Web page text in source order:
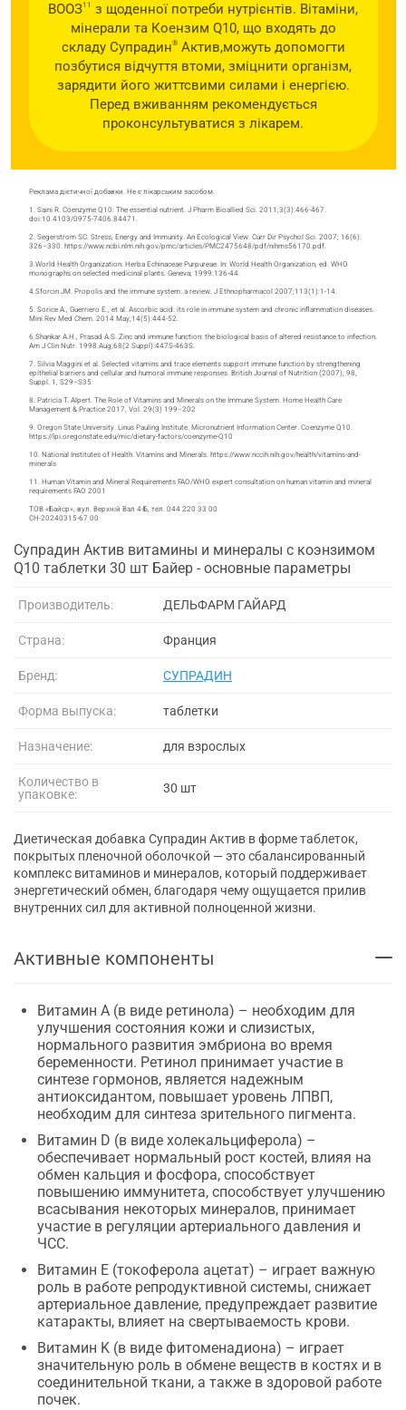
ВООЗ11
з щоденної потреби нутрієнтів. Вітаміни,
мінерали та Коензим Q10, що входять до
складу Супрадин®Актив,можуть допомогти
позбутися відчуття втоми, зміцнити організм,
зарядити його життсвими силами і енергією.
Перед вживанням рекомендується
проконсультуватися з лікарем.
Реклама дієтичної добавки. Не є лікарським засобом.
1. Saini R. Coenzyme Q10: The essential nutrient. J Pharm Bioallied Sci. 2011;3(3):466-467.
doi:10.4103/0975-7406.84471.
2. Segerstrom SC. Stress, Energy and Immunity. An Ecological View. Curr Dir Psychol Sci. 2007; 16(6):
326–330. https://www.ncbi.nlm.nih.gov/pmc/articles/PMC2475648/pdf/nihms56170.pdf.
3.World Health Organization. Herba Echinaceae Purpureae. In: World Health Organization, ed. WHO
monographs on selected medicinal plants. Geneva; 1999:136-44.
4.Sforcin JM. Propolis and the immune system: a review. J Ethnopharmacol 2007;113(1):1-14.
5. Sorice A., Guerriero E., et al. Ascorbic acid: its role in immune system and chronic inflammation diseases.
Mini Rev Med Chem. 2014 May;14(5):444-52.
6.Shankar A.H., Prasad A.S. Zinc and immune function: the biological basis of altered resistance to infection.
Am J Clin Nutr. 1998 Aug;68(2 Suppl):447S-463S.
7. Silvia Maggini et al. Selected vitamins and trace elements support immune function by strengthening
epithelial barriers and cellular and humoral immune responses. British Journal of Nutrition (2007), 98,
Suppl. 1, S29–S35
8. Patricia T. Alpert. The Role of Vitamins and Minerals on the Immune System. Home Health Care
Management & Practice 2017, Vol. 29(3) 199–202
9. Oregon State University. Linus Pauling Institute. Micronutrient Information Center. Coenzyme Q10.
https://lpi.oregonstate.edu/mic/dietary-factors/coenzyme-Q10
10. National Institutes of Health. Vitamins and Minerals. https://www.nccih.nih.gov/health/vitamins-and-
minerals
11. Human Vitamin and Mineral Requirements FAO/WHO expert consultation on human vitamin and mineral
requirements FAO 2001
ТОВ «Байср», вул. Верхній Вал 4-Б, тел. 044 220 33 00
CH-20240315-67 00
Супрадин Актив витамины и минералы с коэнзимом
Q10 таблетки 30 шт Байер - основные параметры
Производитель: ДЕЛЬФАРМ ГАЙАРД
Страна: Франция
Бренд: СУПРАДИН
Форма выпуска: таблетки
Назначение: для взрослых
Количество в
упаковке:
30 шт
Диетическая добавка Супрадин Актив в форме таблеток,
покрытых пленочной оболочкой — это сбалансированный
комплекс витаминов и минералов, который поддерживает
энергетический обмен, благодаря чему ощущается прилив
внутренних сил для активной полноценной жизни.
Активные компоненты
Витамин А (в виде ретинола) – необходим для
улучшения состояния кожи и слизистых,
нормального развития эмбриона во время
беременности. Ретинол принимает участие в
синтезе гормонов, является надежным
антиоксидантом, повышает уровень ЛПВП,
необходим для синтеза зрительного пигмента.
Витамин D (в виде холекальциферола) –
обеспечивает нормальный рост костей, влияя на
обмен кальция и фосфора, способствует
повышению иммунитета, способствует улучшению
всасывания некоторых минералов, принимает
участие в регуляции артериального давления и
ЧСС.
Витамин Е (токоферола ацетат) – играет важную
роль в работе репродуктивной системы, снижает
артериальное давление, предупреждает развитие
катаракты, влияет на свертываемость крови.
Витамин K (в виде фитоменадиона) – играет
значительную роль в обмене веществ в костях и в
соединительной ткани, а также в здоровой работе
почек.